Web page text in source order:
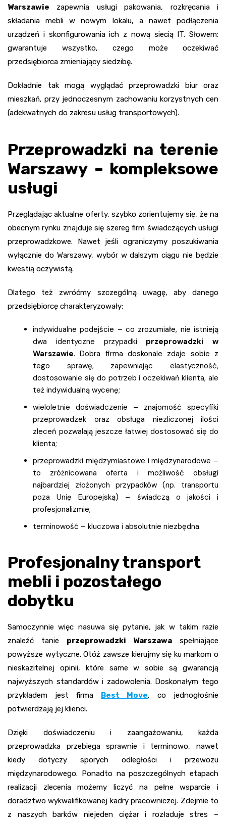
Warszawie zapewnia usługi pakowania, rozkręcania i
składania mebli w nowym lokalu, a nawet podłączenia
urządzeń i skonfigurowania ich z nową siecią IT. Słowem:
gwarantuje wszystko, czego może oczekiwać
przedsiębiorca zmieniający siedzibę.
Dokładnie tak mogą wyglądać przeprowadzki biur oraz
mieszkań, przy jednoczesnym zachowaniu korzystnych cen
(adekwatnych do zakresu usług transportowych).
Przeprowadzki na terenie
Warszawy – kompleksowe
usługi
Przeglądając aktualne oferty, szybko zorientujemy się, że na
obecnym rynku znajduje się szereg firm świadczących usługi
przeprowadzkowe. Nawet jeśli ograniczymy poszukiwania
wyłącznie do Warszawy, wybór w dalszym ciągu nie będzie
kwestią oczywistą.
Dlatego też zwróćmy szczególną uwagę, aby danego
przedsiębiorcę charakteryzowały:
indywidualne podejście – co zrozumiałe, nie istnieją
dwa identyczne przypadki przeprowadzki w
Warszawie. Dobra firma doskonale zdaje sobie z
tego sprawę, zapewniając elastyczność,
dostosowanie się do potrzeb i oczekiwań klienta, ale
też indywidualną wycenę;
wieloletnie doświadczenie – znajomość specyfiki
przeprowadzek oraz obsługa niezliczonej ilości
zleceń pozwalają jeszcze łatwiej dostosować się do
klienta;
przeprowadzki międzymiastowe i międzynarodowe –
to zróżnicowana oferta i możliwość obsługi
najbardziej złożonych przypadków (np. transportu
poza Unię Europejską) – świadczą o jakości i
profesjonalizmie;
terminowość – kluczowa i absolutnie niezbędna.
Profesjonalny transport
mebli i pozostałego
dobytku
Samoczynnie więc nasuwa się pytanie, jak w takim razie
znaleźć tanie przeprowadzki Warszawa spełniające
powyższe wytyczne. Otóż zawsze kierujmy się ku markom o
nieskazitelnej opinii, które same w sobie są gwarancją
najwyższych standardów i zadowolenia. Doskonałym tego
przykładem jest firma Best Move, co jednogłośnie
potwierdzają jej klienci.
Dzięki doświadczeniu i zaangażowaniu, każda
przeprowadzka przebiega sprawnie i terminowo, nawet
kiedy dotyczy sporych odległości i przewozu
międzynarodowego. Ponadto na poszczególnych etapach
realizacji zlecenia możemy liczyć na pełne wsparcie i
doradztwo wykwalifikowanej kadry pracowniczej. Zdejmie to
z naszych barków niejeden ciężar i rozładuje stres –